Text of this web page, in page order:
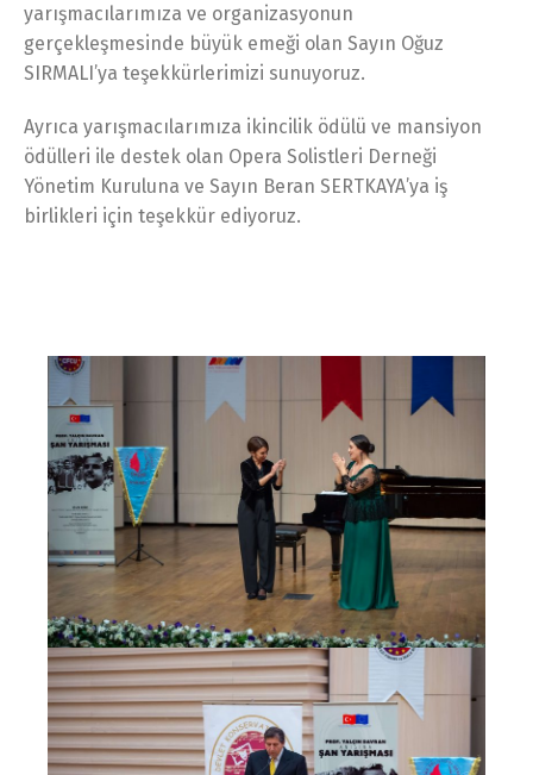
yarışmacılarımıza ve organizasyonun
gerçekleşmesinde büyük emeği olan Sayın Oğuz
SIRMALI’ya teşekkürlerimizi sunuyoruz.
Ayrıca yarışmacılarımıza ikincilik ödülü ve mansiyon
ödülleri ile destek olan Opera Solistleri Derneği
Yönetim Kuruluna ve Sayın Beran SERTKAYA’ya iş
birlikleri için teşekkür ediyoruz.